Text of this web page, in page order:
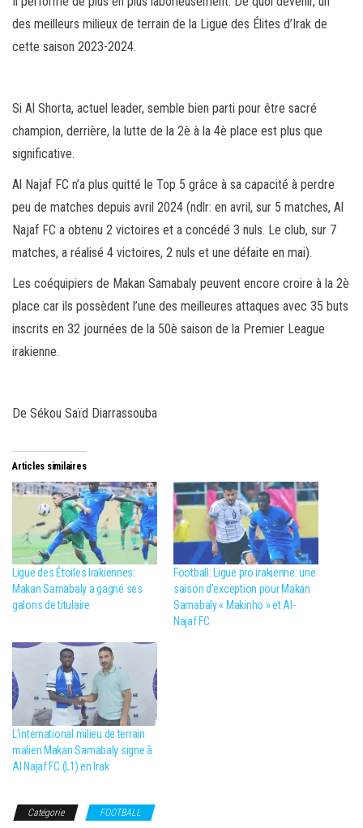
des meilleurs milieux de terrain de la Ligue des Élites d’Irak de
cette saison 2023-2024.
Si Al Shorta, actuel leader, semble bien parti pour être sacré
champion, derrière, la lutte de la 2è à la 4è place est plus que
significative.
Al Najaf FC n’a plus quitté le Top 5 grâce à sa capacité à perdre
peu de matches depuis avril 2024 (ndlr: en avril, sur 5 matches, Al
Najaf FC a obtenu 2 victoires et a concédé 3 nuls. Le club, sur 7
matches, a réalisé 4 victoires, 2 nuls et une défaite en mai).
Les coéquipiers de Makan Samabaly peuvent encore croire à la 2è
place car ils possèdent l’une des meilleures attaques avec 35 buts
inscrits en 32 journées de la 50è saison de la Premier League
irakienne.
De Sékou Saïd Diarrassouba
Articles similaires
Ligue des Étoiles Irakiennes:
Makan Samabaly a gagné ses
galons de titulaire
Football: Ligue pro irakienne: une
saison d’exception pour Makan
Samabaly « Makinho » et Al-
Najaf FC
L’international milieu de terrain
malien Makan Samabaly signe à
Al Najaf FC (L1) en Irak
Catégorie FOOTBALL